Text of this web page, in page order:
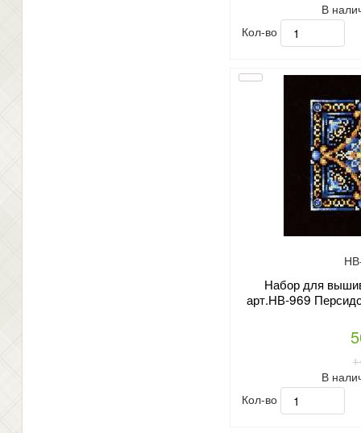
В
Кол-во
Набор для
арт.НВ-969
1
В
Кол-во